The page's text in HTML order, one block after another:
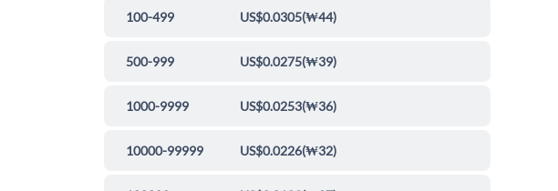
100-499 US$0.0305(₩44)
500-999 US$0.0275(₩39)
1000-9999 US$0.0253(₩36)
10000-99999 US$0.0226(₩32)